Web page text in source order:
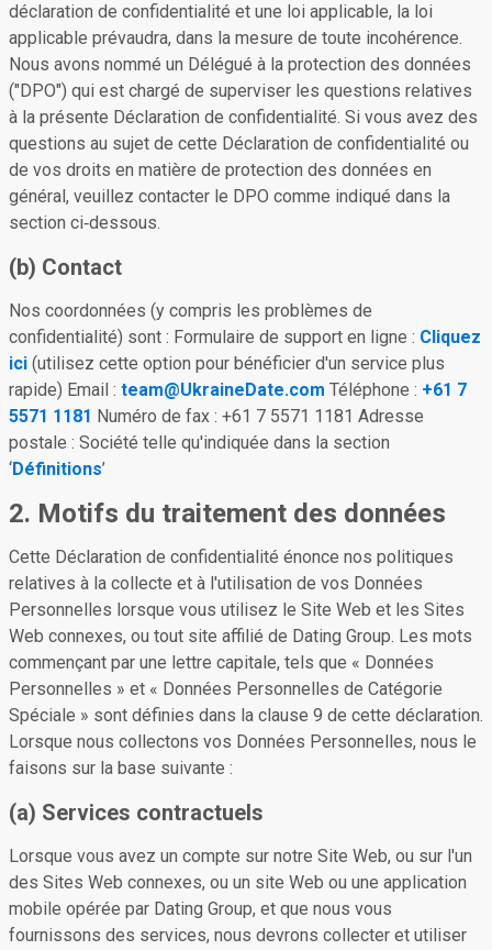
déclaration de confidentialité et une loi applicable, la loi
applicable prévaudra, dans la mesure de toute incohérence.
Nous avons nommé un Délégué à la protection des données
("DPO") qui est chargé de superviser les questions relatives
à la présente Déclaration de confidentialité. Si vous avez des
questions au sujet de cette Déclaration de confidentialité ou
de vos droits en matière de protection des données en
général, veuillez contacter le DPO comme indiqué dans la
section ci‑dessous.
(b) Contact
Nos coordonnées (y compris les problèmes de
confidentialité) sont : Formulaire de support en ligne : Cliquez
ici (utilisez cette option pour bénéficier d'un service plus
rapide) Email : team@UkraineDate.com Téléphone : +61 7
5571 1181 Numéro de fax : +61 7 5571 1181 Adresse
postale : Société telle qu'indiquée dans la section
‘Définitions’
2. Motifs du traitement des données
Cette Déclaration de confidentialité énonce nos politiques
relatives à la collecte et à l'utilisation de vos Données
Personnelles lorsque vous utilisez le Site Web et les Sites
Web connexes, ou tout site affilié de Dating Group. Les mots
commençant par une lettre capitale, tels que « Données
Personnelles » et « Données Personnelles de Catégorie
Spéciale » sont définies dans la clause 9 de cette déclaration.
Lorsque nous collectons vos Données Personnelles, nous le
faisons sur la base suivante :
(a) Services contractuels
Lorsque vous avez un compte sur notre Site Web, ou sur l'un
des Sites Web connexes, ou un site Web ou une application
mobile opérée par Dating Group, et que nous vous
fournissons des services, nous devrons collecter et utiliser